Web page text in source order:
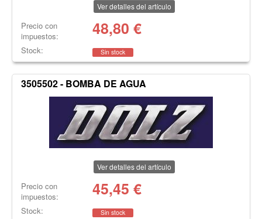
Ver detalles del artículo
Precio con
impuestos:
48,80 €
Stock: Sin stock
3505502 - BOMBA DE AGUA
Ver detalles del artículo
Precio con
impuestos:
45,45 €
Stock: Sin stock